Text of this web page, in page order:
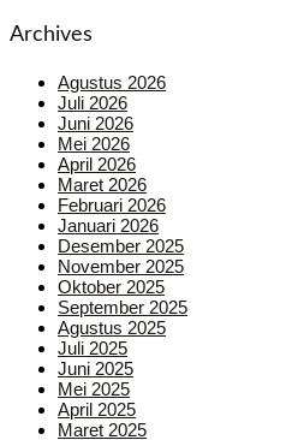
Archives
Agustus 2026
Juli 2026
Juni 2026
Mei 2026
April 2026
Maret 2026
Februari 2026
Januari 2026
Desember 2025
November 2025
Oktober 2025
September 2025
Agustus 2025
Juli 2025
Juni 2025
Mei 2025
April 2025
Maret 2025